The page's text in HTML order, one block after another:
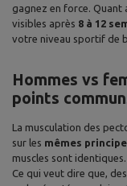
gagnez en force. Quant
visibles après 8 à 12
votre niveau sportif de
Hommes vs
points
La musculation des
sur les mêmes
muscles sont identiques.
Ce qui veut dire que,